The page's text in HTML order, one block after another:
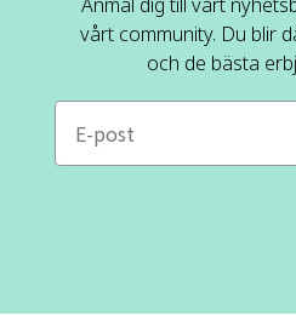
vårt community. Du blir
och de bästa
e-mail